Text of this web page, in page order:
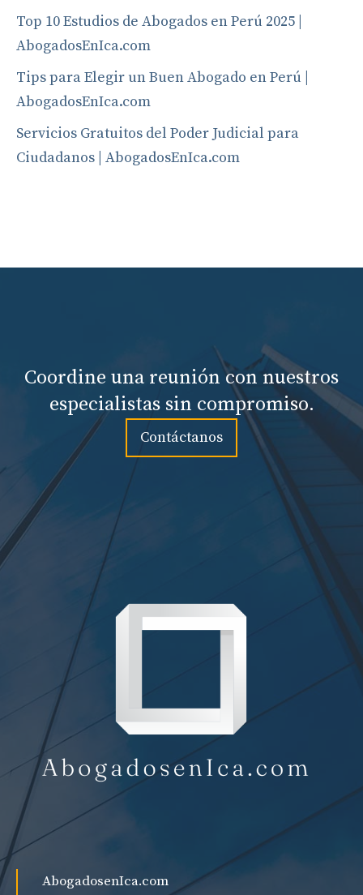
Top 10 Estudios de Abogados en Perú 2025 |
AbogadosEnIca.com
Tips para Elegir un Buen Abogado en Perú |
AbogadosEnIca.com
Servicios Gratuitos del Poder Judicial para
Ciudadanos | AbogadosEnIca.com
Coordine una reunión con nuestros
especialistas sin compromiso.
Contáctanos
AbogadosenIca.com